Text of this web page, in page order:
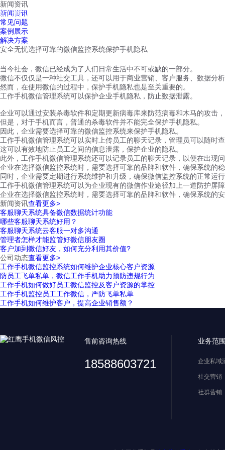
红鹰工作手机
新闻资讯
新闻资讯
常见问题
案例展示
解决方案
安全无忧选择可靠的微信监控系统保护手机隐私
当今社会，微信已经成为了人们日常生活中不可或缺的一部分。
微信不仅仅是一种社交工具，还可以用于商业营销、客户服务、数据分
然而，在使用微信的过程中，保护手机隐私也是至关重要的。
工作手机微信管理系统可以保护企业手机隐私，防止数据泄露。
企业可以通过安装杀毒软件和定期更新病毒库来防范病毒和木马的攻击
但是，对于手机而言，普通的杀毒软件并不能完全保护手机隐私。
因此，企业需要选择可靠的微信监控系统来保护手机隐私。
工作手机微信管理系统可以实时上传员工的聊天记录，管理员可以随时
这可以有效地防止员工之间的信息泄露，保护企业的隐私。
此外，工作手机微信管理系统还可以记录员工的聊天记录，以便在出现
企业在选择微信监控系统时，需要选择可靠的品牌和软件，确保系统的
同时，企业需要定期进行系统维护和升级，确保微信监控系统的正常运
工作手机微信管理系统可以为企业现有的微信作业途径加上一道防护屏
企业在选择微信监控系统时，需要选择可靠的品牌和软件，确保系统的
新闻资讯查看更多>
客服聊天系统具备微信数据统计功能
哪些客服聊天系统好用？
客服聊天系统云客服一对多沟通
管理者怎样才能监管好微信朋友圈
客户加到微信好友，如何充分利用其价值?
公司动态查看更多>
工作手机微信监控系统如何维护企业核心客户资源
防员工飞单私单，微信工作手机助力预防违规行为
工作手机如何做好员工微信监控及客户资源的掌控
工作手机监控员工工作微信，严防飞单私单
工作手机如何维护客户，提高企业销售额？
售前咨询热线
18588603721
业务范
企业私域
社交营销
社群营销